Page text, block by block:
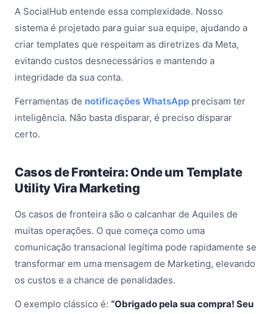
A SocialHub entende essa complexidade. Nosso
sistema é projetado para guiar sua equipe, ajudando a
criar templates que respeitam as diretrizes da Meta,
evitando custos desnecessários e mantendo a
integridade da sua conta.
Ferramentas de notificações WhatsApp precisam ter
inteligência. Não basta disparar, é preciso disparar
certo.
Casos de Fronteira: Onde um Template
Utility Vira Marketing
Os casos de fronteira são o calcanhar de Aquiles de
muitas operações. O que começa como uma
comunicação transacional legítima pode rapidamente se
transformar em uma mensagem de Marketing, elevando
os custos e a chance de penalidades.
O exemplo clássico é: “Obrigado pela sua compra! Seu